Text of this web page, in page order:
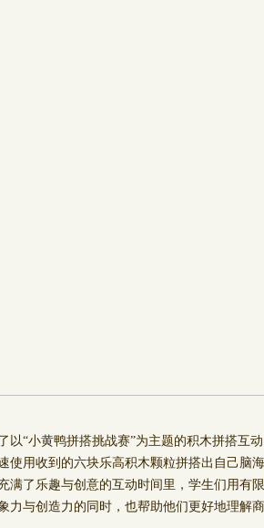
以“小黄鸭拼搭挑战赛”为主题的积木拼搭互
使用收到的六块乐高积木颗粒拼搭出自己脑
满了乐趣与创意的互动时间里，学生们用有
力与创造力的同时，也帮助他们更好地理解